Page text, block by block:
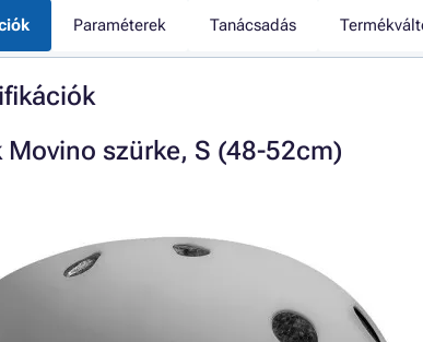
Paraméterek Tanácsadás
Movino szürke, S (48-52cm)